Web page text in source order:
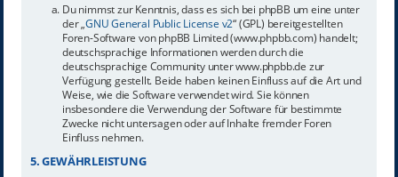
Du nimmst zur Kenntnis, dass es sich bei phpBB um eine unter
der „GNU General Public License v2“ (GPL) bereitgestellten
Foren-Software von phpBB Limited (www.phpbb.com) handelt;
deutschsprachige Informationen werden durch die
deutschsprachige Community unter www.phpbb.de zur
Verfügung gestellt. Beide haben keinen Einfluss auf die Art und
Weise, wie die Software verwendet wird. Sie können
insbesondere die Verwendung der Software für bestimmte
Zwecke nicht untersagen oder auf Inhalte fremder Foren
Einfluss nehmen.
5. GEWÄHRLEISTUNG